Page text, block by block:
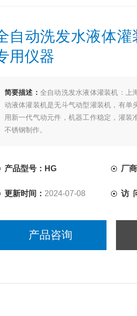
自动洗发水液体灌
用仪器
简要描述： 全自动洗发水液体灌装机：上
动液体灌装机是无斗气动型灌装机，有单
用新一代气动元件，机器工作稳定，灌装
不锈钢制作。
产品型号：HG 厂
更新时间： 2024-07-08 访
产品咨询